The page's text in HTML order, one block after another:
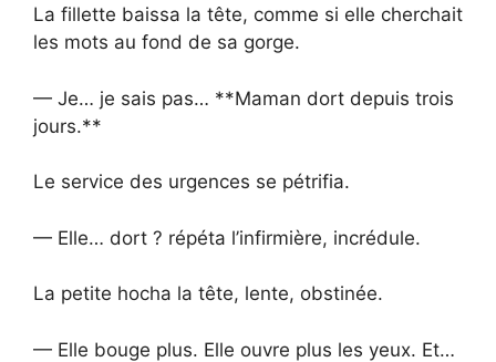
La fillette baissa la tête, comme si elle cherchait
les mots au fond de sa gorge.
— Je… je sais pas… **Maman dort depuis trois
jours.**
Le service des urgences se pétrifia.
— Elle… dort ? répéta l’infirmière, incrédule.
La petite hocha la tête, lente, obstinée.
— Elle bouge plus. Elle ouvre plus les yeux. Et…